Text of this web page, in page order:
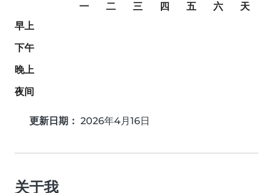
一
二
三
四
五
六
天
早上
下午
晚上
夜间
更新日期： 2026年4月16日
关于我